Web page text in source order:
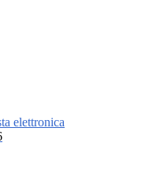
elettronica